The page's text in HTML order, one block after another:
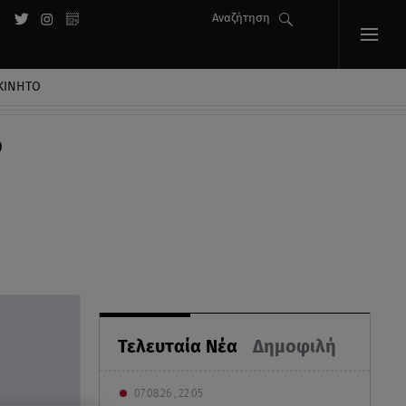
Αναζήτηση
Τελευταία Νέα Δημοφιλή
07.08.26 , 22:05